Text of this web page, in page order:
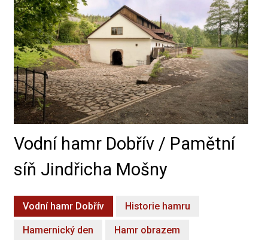
Vodní hamr Dobřív / Pamětní
síň Jindřicha Mošny
Vodní hamr Dobřív Historie hamru
Hamernický den Hamr obrazem